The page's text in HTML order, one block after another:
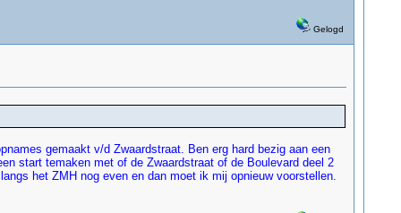
Gelogd
gemaakt v/d Zwaardstraat. Ben erg hard bezig aan een
start temaken met of de Zwaardstraat of de Boulevard deel 2
het ZMH nog even en dan moet ik mij opnieuw voorstellen.